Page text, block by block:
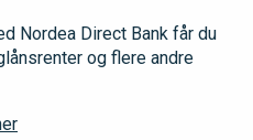
Nordea Direct Bank får du
og flere andre